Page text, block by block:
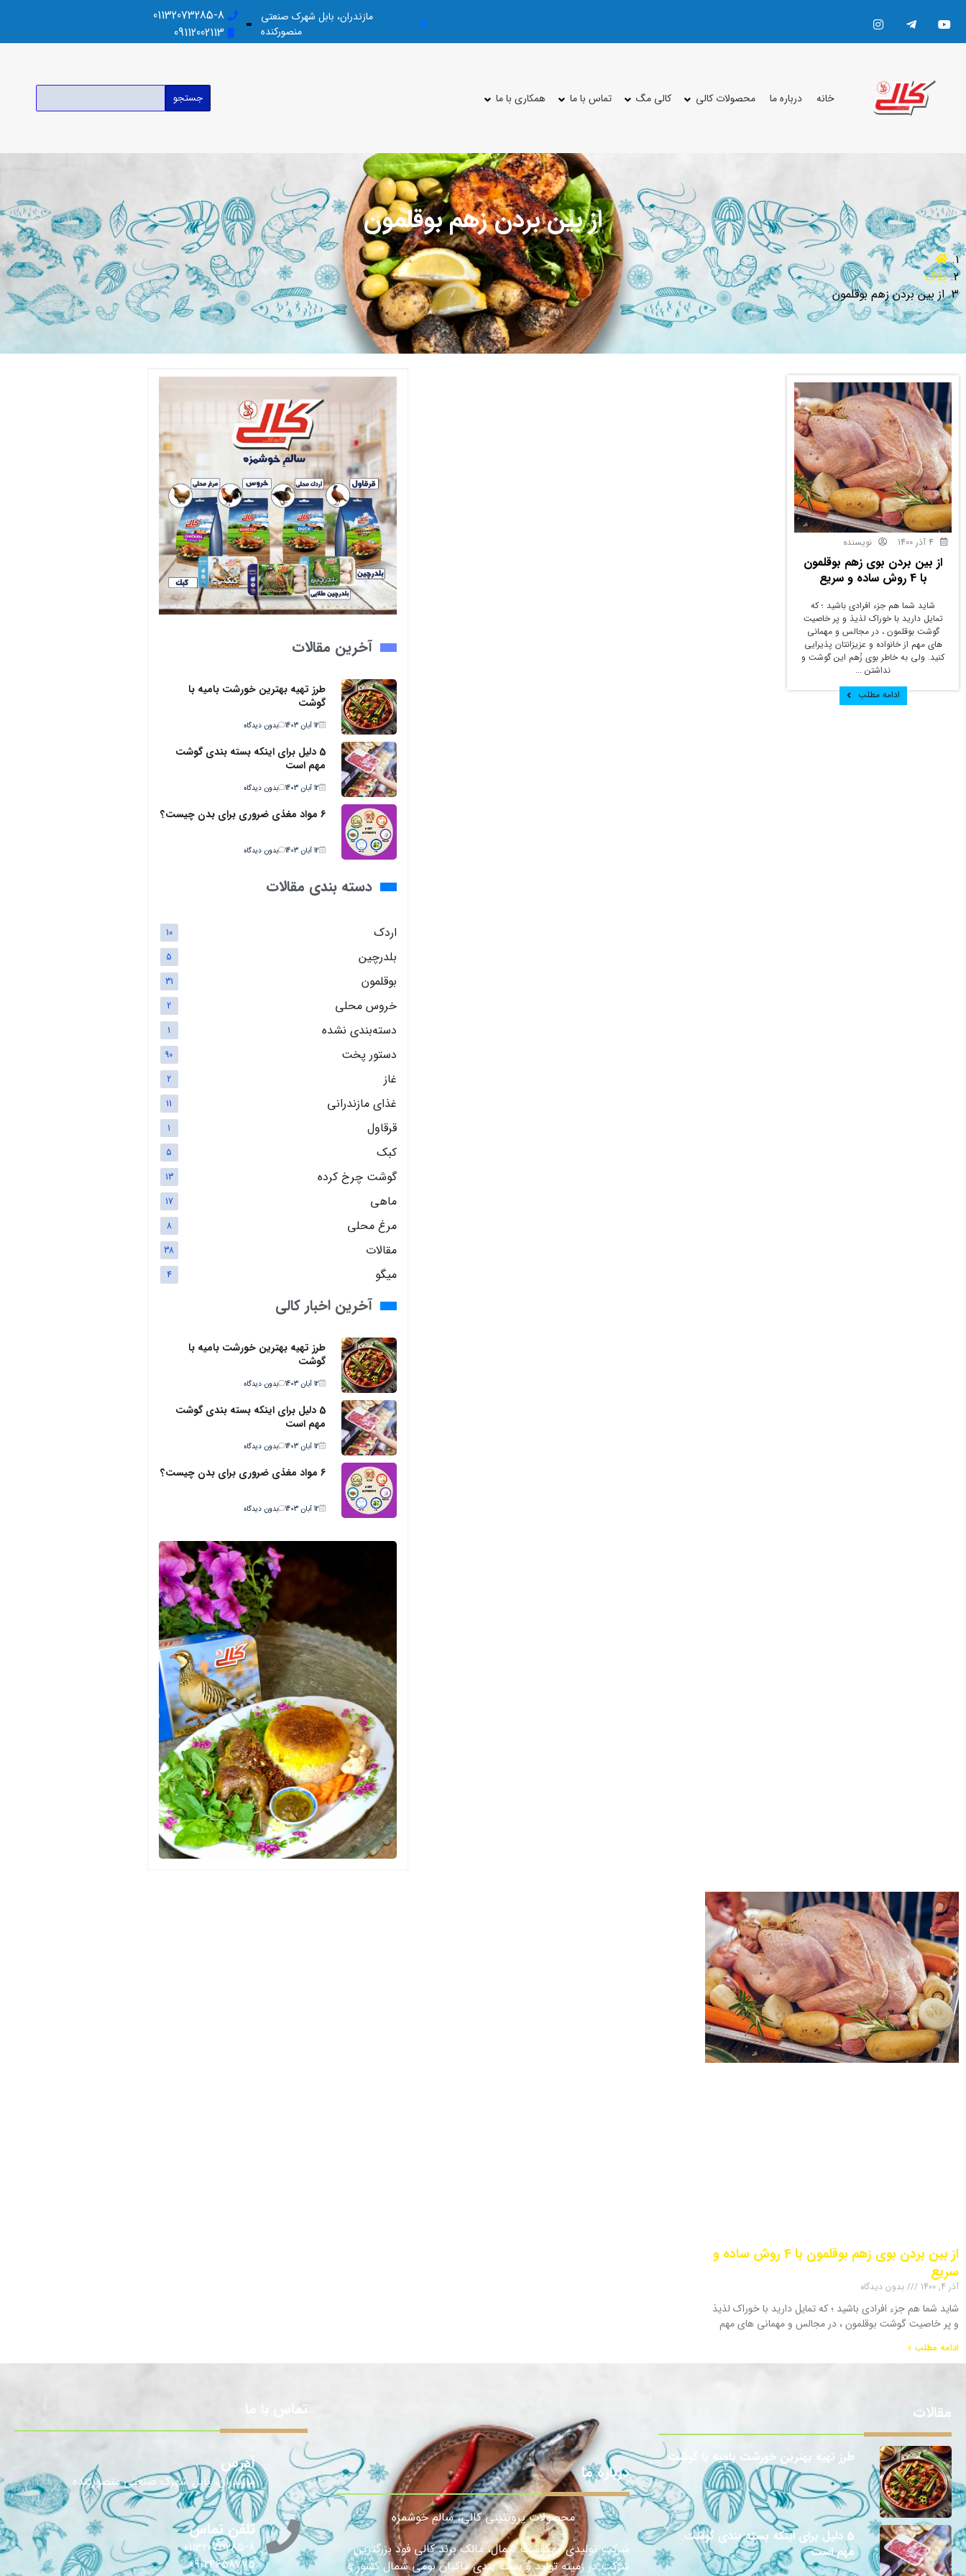
مازندران، بابل شهرک صنعتی
منصورکنده
01132073285-8
09112002113
خانه درباره ما محصولات کالی کالی مگ تماس با ما همکاری با ما جستجو
از بین بردن زهم بوقلمون
بلاگ
از بین بردن زهم بوقلمون
نویسنده
از بین بردن بوی زهم بوقلمون
با 4 روش ساده و سریع
شاید شما هم جزء افرادی باشید ؛ که
تمایل دارید با خوراک لذیذ و پر خاصیت
گوشت بوقلمون ، در مجالس و مهمانی
های مهم از خانواده و عزیزانتان پذیرایی
کنید. ولی به خاطر بوی زُهم این گوشت و
نداشتن ...
ادامه مطلب
آخرین مقالات
طرز تهیه بهترین خورشت بامیه با
گوشت
12 آبان 1403 بدون دیدگاه
5 دلیل برای اینکه بسته بندی گوشت
مهم است
12 آبان 1403 بدون دیدگاه
6 مواد مغذی ضروری برای بدن چیست؟
12 آبان 1403 بدون دیدگاه
دسته بندی مقالات
اردک 10
بلدرچین 5
بوقلمون 31
خروس محلی 2
دسته‌بندی نشده 1
دستور پخت 90
غاز 2
غذای مازندرانی 11
قرقاول 1
کبک 5
گوشت چرخ کرده 13
ماهی 17
مرغ محلی 8
مقالات 38
میگو 4
آخرین اخبار کالی
طرز تهیه بهترین خورشت بامیه با
گوشت
12 آبان 1403 بدون دیدگاه
5 دلیل برای اینکه بسته بندی گوشت
مهم است
12 آبان 1403 بدون دیدگاه
6 مواد مغذی ضروری برای بدن چیست؟
12 آبان 1403 بدون دیدگاه
از بین بردن بوی زهم بوقلمون با 4 روش ساده و
سریع
آذر 4, 1400 بدون دیدگاه
شاید شما هم جزء افرادی باشید ؛ که تمایل دارید با خوراک لذیذ
و پر خاصیت گوشت بوقلمون ، در مجالس و مهمانی های مهم
ادامه مطلب »
مقالات
طرز تهیه بهترین خورشت بامیه با گوشت
12 آبان 1403
5 دلیل برای اینکه بسته بندی گوشت
مهم است
درباره ما
محصولات پروتئینی کالی، سالمِ خوشمزه
شرکت تولیدی مهگوشت شمال، مالک برند کالی فود بزرگترین
شرکت در زمینه تولید و بسته بندی ماکیان بومی شمال کشور و
تماس با ما
آدرس
مازندران، بابل شهرک صنعتی منصورکنده
تلفن تماس
01132073285-8
09024658775